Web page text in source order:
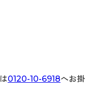
0120-10-6918へお掛